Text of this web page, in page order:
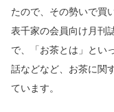
たので、その勢いで買
表千家の会員向け月刊
で、「お茶とは」とい
話などなど、お茶に関
ています。